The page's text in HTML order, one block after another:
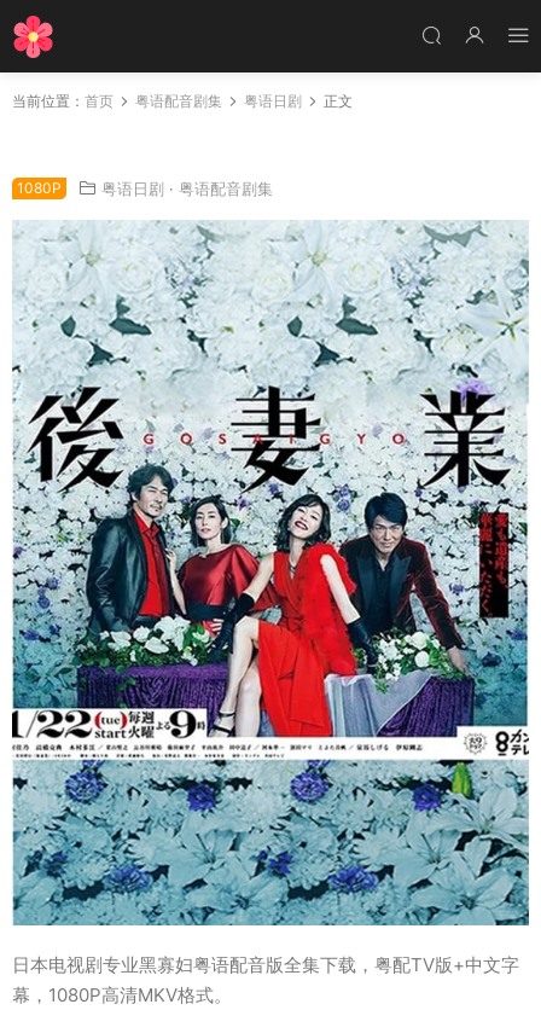
当前位置： 首页 粤语配音剧集 粤语日剧 正文
1080P 粤语日剧 · 粤语配音剧集
日本电视剧专业黑寡妇粤语配音版全集下载，粤配TV版+中文字
幕，1080P高清MKV格式。